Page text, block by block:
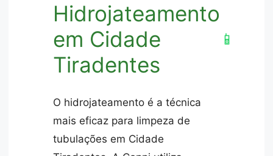
Hidrojateamento
em Cidade
Tiradentes
📱
O hidrojateamento é a técnica
mais eficaz para limpeza de
tubulações em Cidade